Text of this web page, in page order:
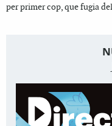
per primer cop, que fugia